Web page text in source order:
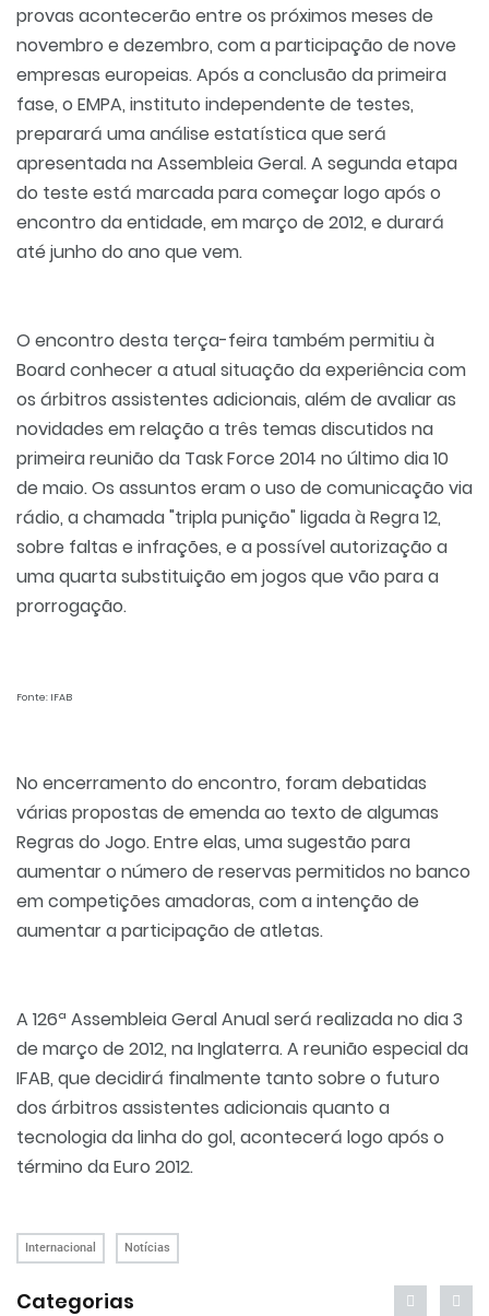
provas acontecerão entre os próximos meses de
novembro e dezembro, com a participação de nove
empresas europeias. Após a conclusão da primeira
fase, o EMPA, instituto independente de testes,
preparará uma análise estatística que será
apresentada na Assembleia Geral. A segunda etapa
do teste está marcada para começar logo após o
encontro da entidade, em março de 2012, e durará
até junho do ano que vem.
O encontro desta terça-feira também permitiu à
Board conhecer a atual situação da experiência com
os árbitros assistentes adicionais, além de avaliar as
novidades em relação a três temas discutidos na
primeira reunião da Task Force 2014 no último dia 10
de maio. Os assuntos eram o uso de comunicação via
rádio, a chamada "tripla punição" ligada à Regra 12,
sobre faltas e infrações, e a possível autorização a
uma quarta substituição em jogos que vão para a
prorrogação.
Fonte: IFAB
No encerramento do encontro, foram debatidas
várias propostas de emenda ao texto de algumas
Regras do Jogo. Entre elas, uma sugestão para
aumentar o número de reservas permitidos no banco
em competições amadoras, com a intenção de
aumentar a participação de atletas.
A 126ª Assembleia Geral Anual será realizada no dia 3
de março de 2012, na Inglaterra. A reunião especial da
IFAB, que decidirá finalmente tanto sobre o futuro
dos árbitros assistentes adicionais quanto a
tecnologia da linha do gol, acontecerá logo após o
término da Euro 2012.
Internacional Notícias
Categorias